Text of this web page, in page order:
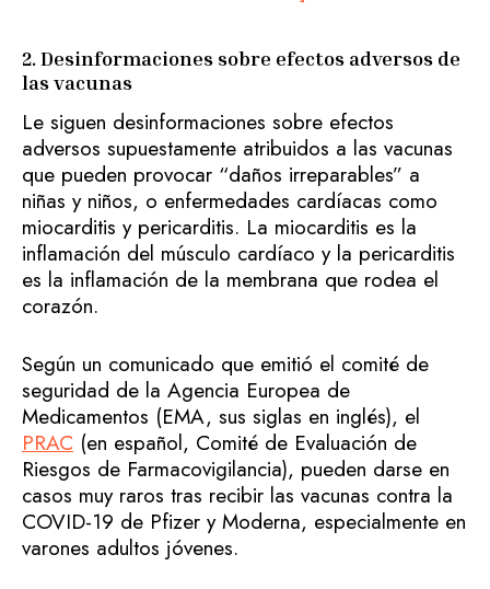
2. Desinformaciones sobre efectos adversos de
las vacunas
Le siguen desinformaciones sobre efectos
adversos supuestamente atribuidos a las vacunas
que pueden provocar “daños irreparables” a
niñas y niños, o enfermedades cardíacas como
miocarditis y pericarditis. La miocarditis es la
inflamación del músculo cardíaco y la pericarditis
es la inflamación de la membrana que rodea el
corazón.
Según un comunicado que emitió el comité de
seguridad de la Agencia Europea de
Medicamentos (EMA, sus siglas en inglés), el
PRAC (en español, Comité de Evaluación de
Riesgos de Farmacovigilancia), pueden darse en
casos muy raros tras recibir las vacunas contra la
COVID-19 de Pfizer y Moderna, especialmente en
varones adultos jóvenes.